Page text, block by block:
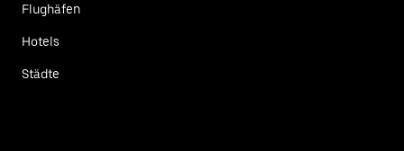
Flughäfen
Hotels
Städte